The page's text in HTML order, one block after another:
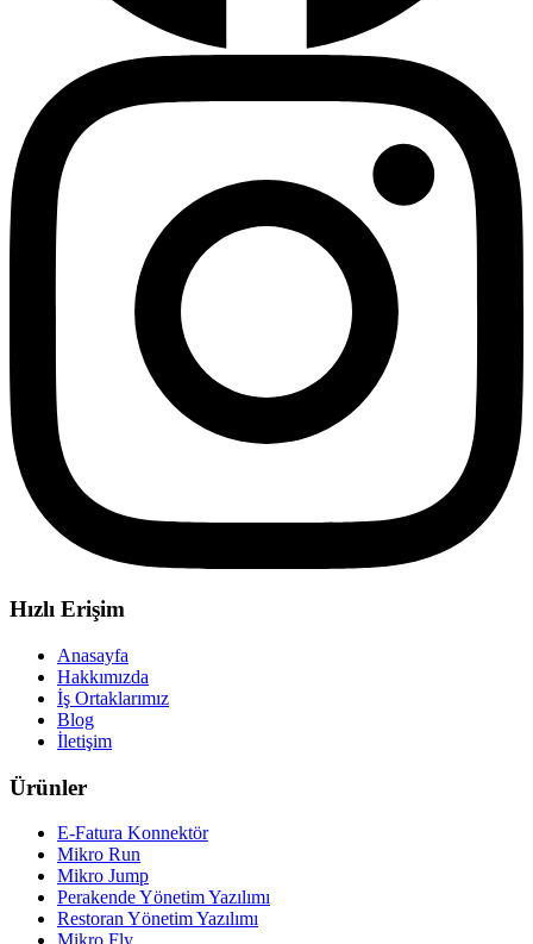
Hızlı Erişim
Anasayfa
Hakkımızda
İş Ortaklarımız
Blog
İletişim
Ürünler
E-Fatura Konnektör
Mikro Run
Mikro Jump
Perakende Yönetim Yazılımı
Restoran Yönetim Yazılımı